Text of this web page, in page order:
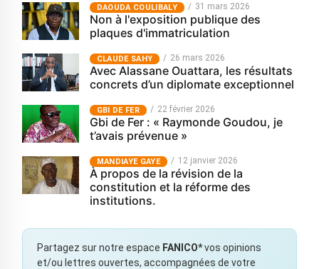
‎DAOUDA COULIBALY 31 mars 2026
Non à l'exposition publique des
plaques d'immatriculation
CLAUDE SAHY 26 mars 2026
Avec Alassane Ouattara, les résultats
concrets d’un diplomate exceptionnel
GBI DE FER 22 février 2026
Gbi de Fer : « Raymonde Goudou, je
t’avais prévenue »
MANDIAYE GAYE 12 janvier 2026
À propos de la révision de la
constitution et la réforme des
institutions.
Partagez sur notre espace FANICO*vos opinions
et/ou lettres ouvertes, accompagnées de votre